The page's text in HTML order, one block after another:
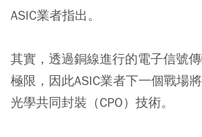
ASIC業者指出。
其實，透過銅線進行的電子信號
極限，因此ASIC業者下一個戰場
光學共同封裝（CPO）技術。